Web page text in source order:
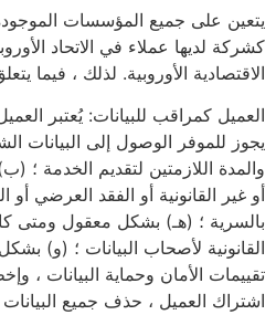
كشركة لديها عملاء في الاتحاد
الاقتصادية الأوروبية. لذلك ، فيما
يجوز للموفر الوصول إلى البيانات
والمدة اللازمتين لتقديم الخدمة ؛
أو غير القانونية أو الفقد العرضي
بالسرية ؛ (هـ) بشكل معقول ومتى
القانونية لأصحاب البيانات ؛ (و)
تقييمات الأمان وحماية البيانات ،